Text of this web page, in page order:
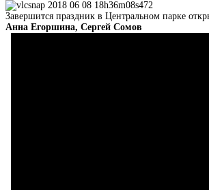
Завершится праздник в
Анна Егоршина, Сергей Сомов